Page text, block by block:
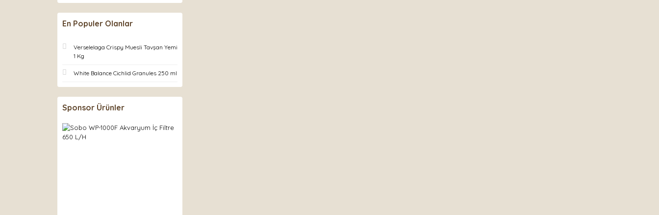
En Populer Olanlar
Verselelaga Crispy Muesli Tavşan Yemi
1 Kg
White Balance Cichlid Granules 250 ml
Sponsor Ürünler